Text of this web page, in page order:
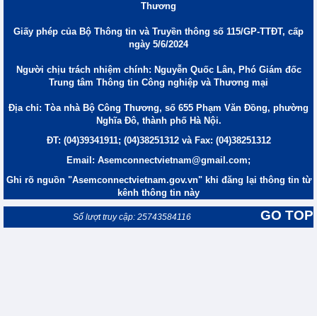
Thương
Giấy phép của Bộ Thông tin và Truyền thông số 115/GP-TTĐT, cấp
ngày 5/6/2024
Người chịu trách nhiệm chính: Nguyễn Quốc Lân, Phó Giám đốc
Trung tâm Thông tin Công nghiệp và Thương mại
Địa chỉ: Tòa nhà Bộ Công Thương, số 655 Phạm Văn Đồng, phường
Nghĩa Đô, thành phố Hà Nội.
ĐT: (04)39341911; (04)38251312 và Fax: (04)38251312
Email: Asemconnectvietnam@gmail.com;
Ghi rõ nguồn "Asemconnectvietnam.gov.vn" khi đăng lại thông tin từ
kênh thông tin này
GO TOP
Số lượt truy cập: 25743584116